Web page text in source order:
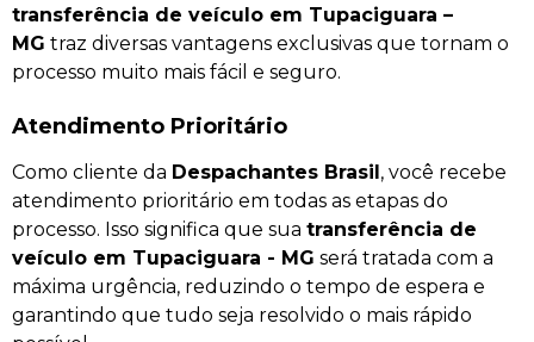
transferência de veículo em Tupaciguara –
MG traz diversas vantagens exclusivas que tornam o
processo muito mais fácil e seguro.
Atendimento Prioritário
Como cliente da Despachantes Brasil, você recebe
atendimento prioritário em todas as etapas do
processo. Isso significa que sua transferência de
veículo em Tupaciguara - MG será tratada com a
máxima urgência, reduzindo o tempo de espera e
garantindo que tudo seja resolvido o mais rápido